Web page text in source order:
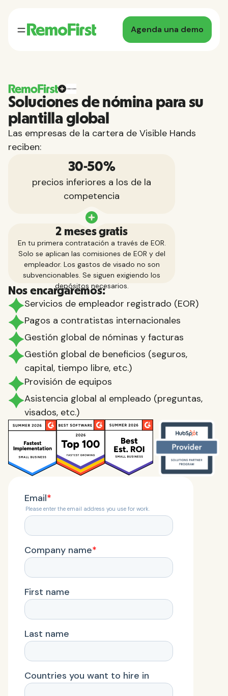
Agenda una demo
Soluciones de nómina para su
plantilla global
Las empresas de la cartera de Visible Hands
reciben:
30-50%
precios inferiores a los de la
competencia
2 meses gratis
En tu primera contratación a través de EOR.
Solo se aplican las comisiones de EOR y del
empleador. Los gastos de visado no son
subvencionables. Se siguen exigiendo los
depósitos necesarios.
Nos encargaremos:
Servicios de empleador registrado (EOR)
Pagos a contratistas internacionales
Gestión global de nóminas y facturas
Gestión global de beneficios (seguros,
capital, tiempo libre, etc.)
Provisión de equipos
Asistencia global al empleado (preguntas,
visados, etc.)